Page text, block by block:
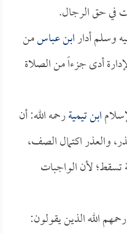
في حق الرجال.
وسلم أدارابن عباسمن
أدى جزءاً من الصلاة
ابن تيميةرحمه الله: أن
والعذر اكتمال الصف،
تسقط؛ لأن الواجبات
الله الذين يقولون: